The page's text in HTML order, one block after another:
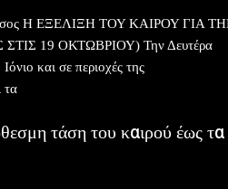
Η ΕΞΕΛΙΞΗ ΤΟΥ ΚΑΙΡΟΥ ΓΙΑ
19 ΟΚΤΩΒΡΙΟΥ) Την Δευτέρα
και σε περιοχές της
τα
τάση του καιρού έως τα